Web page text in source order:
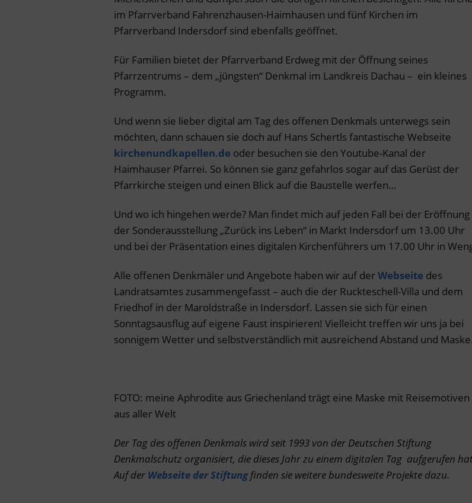
im Pfarrverband Fahrenzhausen-Haimhausen und fünf Kirchen im
Pfarrverband Indersdorf sind ebenfalls geöffnet.
Für Familien bietet der Pfarrverband Erdweg mit der Öffnung seines
Pfarrzentrums – dem „jüngsten“ Denkmal im Landkreis Dachau – ein kleines
Programm.
Und wenn sie lieber digital am Tag des offenen Denkmals unterwegs sein
möchten, dann schauen sie doch auf Hans Schertls fantastische Webseite
kirchenundkapellen.de oder besuchen sie den Youtube-Kanal der
Haimhauser Pfarrei. So können sie ganz gefahrlos sogar auf das Gerüst der
Pfarrkirche steigen und einen Blick auf die Baustelle werfen…
Und wo ich hingehen werde? Man findet mich auf jeden Fall bei der Eröffnung
der Sonderausstellung „Zurück ins Leben“ in Markt Indersdorf um 13.00 Uhr
und bei der Präsentation eines digitalen Kirchenführers um 17.00 Uhr in
Alle offenen Denkmäler und Angebote haben wir auf derWebseite des
Landratsamtes zusammengefasst – auch die der Ruckteschell-Villa und dem
Friedhof in der Maroldstraße in Indersdorf. Lassen sie sich für einen
Sonntagsausflug auf eigene Faust inspirieren! Vielleicht treffen wir uns ja bei
sonnigem Wetter und selbstverständlich mit ausreichend Abstand und
FOTO: meine Aphrodite aus Griechenland trägt eine Maske mit Reisemotiven
aus aller Welt
Der Tag des offenen Denkmals wird seit 1993 von der Deutschen Stiftung
Denkmalschutz organisiert, die dieses Jahr zu einem digitalen Tag aufgerufen
Auf der Webseite der Stiftungfinden sie weitere bundesweite Projekte dazu.